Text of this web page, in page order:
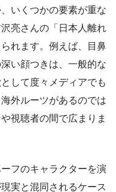
いくつかの要素が重な
亮さんの「日本人離れ
れます。例えば、目鼻
い顔つきは、一般的な
して度々メディアでも
外ルーツがあるのでは
視聴者の間で広まりま
フのキャラクターを演
実と混同されるケース